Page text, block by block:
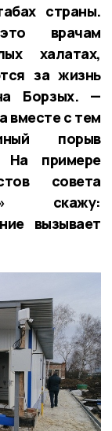
страны.
врачам
халатах,
за жизнь
Борзых. —
вместе с тем
порыв
На примере
совета
скажу:
вызывает